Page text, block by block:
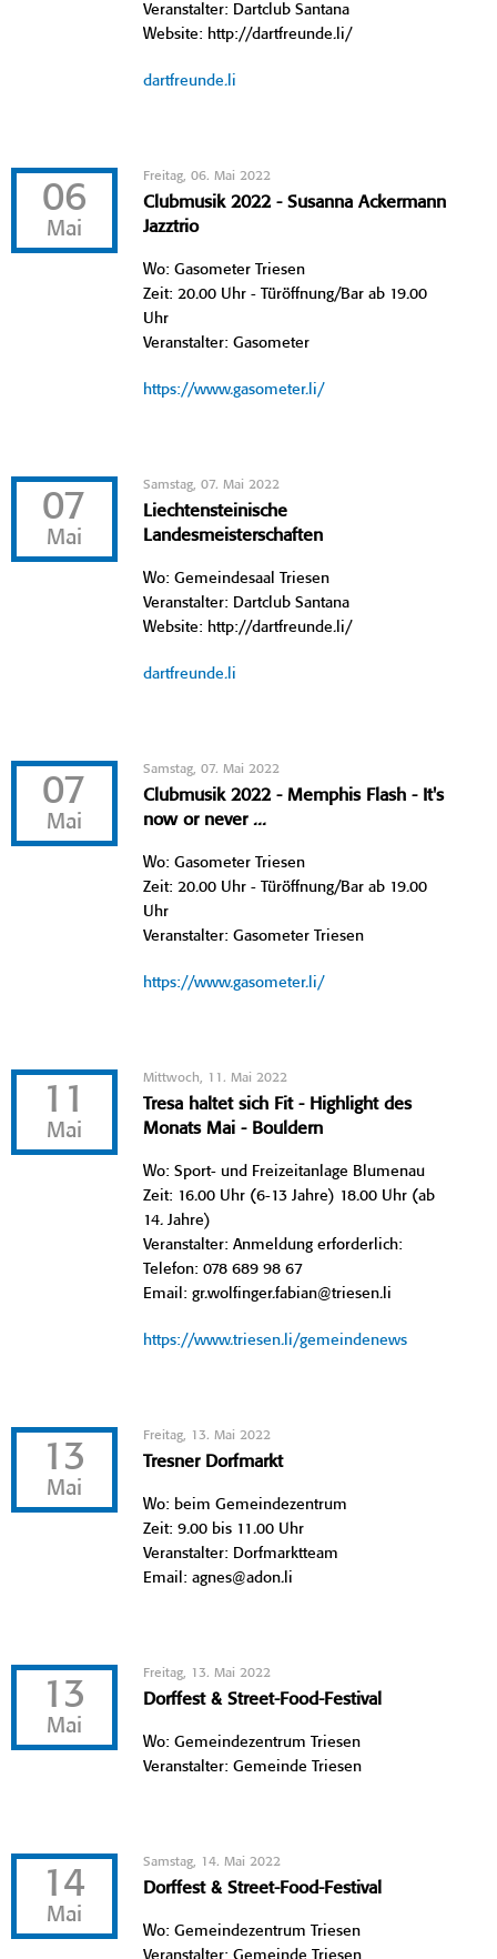
Veranstalter: Dartclub Santana
Website: http://dartfreunde.li/
dartfreunde.li
06
Mai
Freitag, 06. Mai 2022
Clubmusik 2022 - Susanna Ackermann
Jazztrio
Wo: Gasometer Triesen
Zeit: 20.00 Uhr - Türöffnung/Bar ab 19.00
Uhr
Veranstalter: Gasometer
https://www.gasometer.li/
07
Mai
Samstag, 07. Mai 2022
Liechtensteinische
Landesmeisterschaften
Wo: Gemeindesaal Triesen
Veranstalter: Dartclub Santana
Website: http://dartfreunde.li/
dartfreunde.li
07
Mai
Samstag, 07. Mai 2022
Clubmusik 2022 - Memphis Flash - It's
now or never ...
Wo: Gasometer Triesen
Zeit: 20.00 Uhr - Türöffnung/Bar ab 19.00
Uhr
Veranstalter: Gasometer Triesen
https://www.gasometer.li/
11
Mai
Mittwoch, 11. Mai 2022
Tresa haltet sich Fit - Highlight des
Monats Mai - Bouldern
Wo: Sport- und Freizeitanlage Blumenau
Zeit: 16.00 Uhr (6-13 Jahre) 18.00 Uhr (ab
14. Jahre)
Veranstalter: Anmeldung erforderlich:
Telefon: 078 689 98 67
Email: gr.wolfinger.fabian@triesen.li
https://www.triesen.li/gemeindenews
13
Mai
Freitag, 13. Mai 2022
Tresner Dorfmarkt
Wo: beim Gemeindezentrum
Zeit: 9.00 bis 11.00 Uhr
Veranstalter: Dorfmarktteam
Email: agnes@adon.li
13
Mai
Freitag, 13. Mai 2022
Dorffest & Street-Food-Festival
Wo: Gemeindezentrum Triesen
Veranstalter: Gemeinde Triesen
14
Mai
Samstag, 14. Mai 2022
Dorffest & Street-Food-Festival
Wo: Gemeindezentrum Triesen
Veranstalter: Gemeinde Triesen